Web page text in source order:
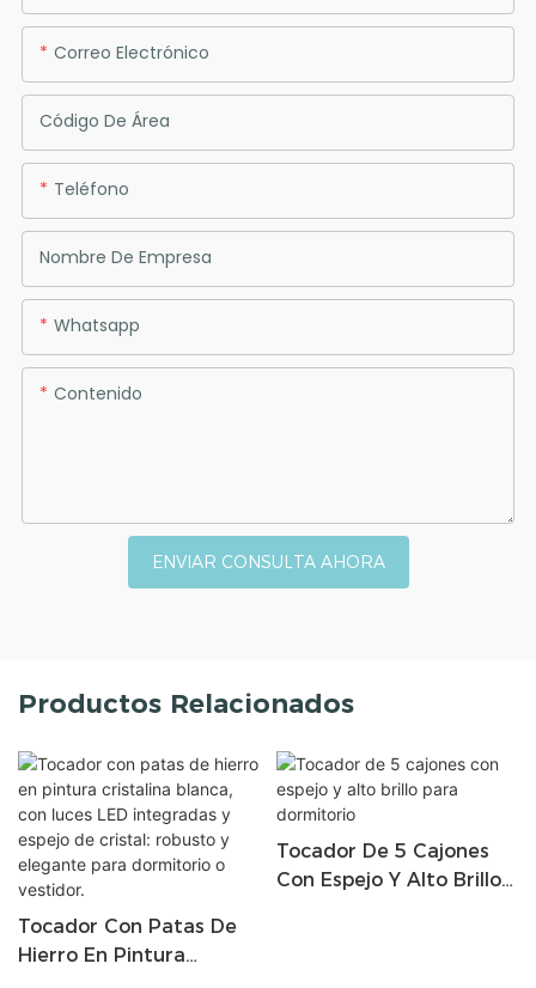
Correo Electrónico
Código De Área
Teléfono
Nombre De Empresa
Whatsapp
Contenido
ENVIAR CONSULTA AHORA
Productos Relacionados
Tocador Con Patas De
Hierro En Pintura
Tocador De 5 Cajones
Con Espejo Y Alto Brillo